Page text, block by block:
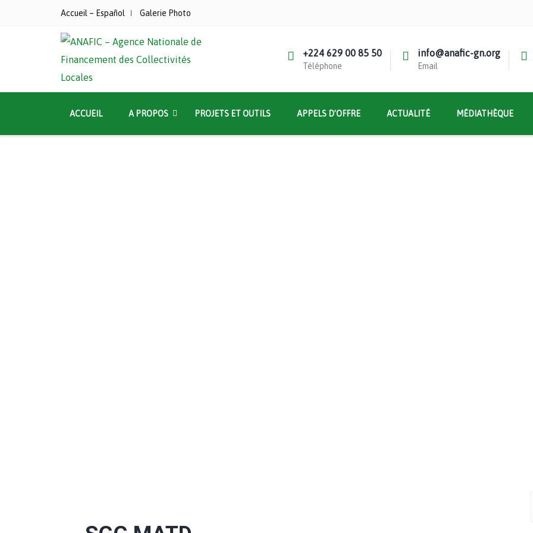
Accueil – Español Galerie Photo
+224 629 00 85 50
Téléphone
info@anafic-gn.org
Email
ACCUEIL A PROPOS PROJETS ET OUTILS APPELS D’OFFRE ACTUALITÉ MÉDIATHÈQUE